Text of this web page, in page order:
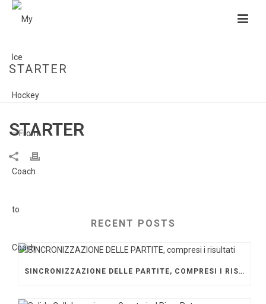
STARTER
STARTER
RECENT POSTS
SINCRONIZZAZIONE DELLE PARTITE, COMPRESI I RISULTATI